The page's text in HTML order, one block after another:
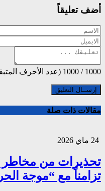
أضف تعليقاً
1000
/
1000 (عدد الأحرف
مقالات ذات صلة
تحذيرات من مخاطر
تزامناً مع “موجة